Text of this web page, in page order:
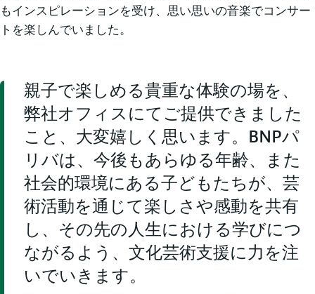
もインスピレーションを受け、思い思いの音楽でコンサー
トを楽しんでいました。
親子で楽しめる貴重な体験の場を、
弊社オフィスにてご提供できました
こと、大変嬉しく思います。BNPパ
リバは、今後もあらゆる年齢、また
社会的環境にある子どもたちが、芸
術活動を通じて楽しさや感動を共有
し、その先の人生における学びにつ
ながるよう、文化芸術支援に力を注
いでいきます。